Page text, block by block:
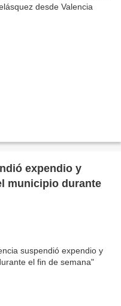
expendio y
municipio durante